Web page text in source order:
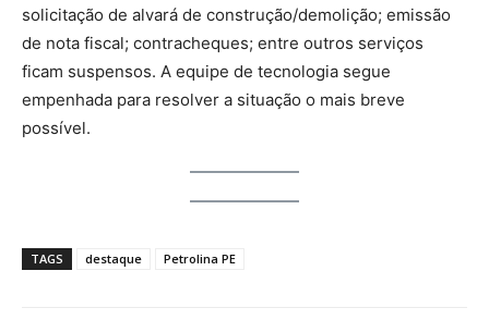
solicitação de alvará de construção/demolição; emissão
de nota fiscal; contracheques; entre outros serviços
ficam suspensos. A equipe de tecnologia segue
empenhada para resolver a situação o mais breve
possível.
TAGS destaque Petrolina PE